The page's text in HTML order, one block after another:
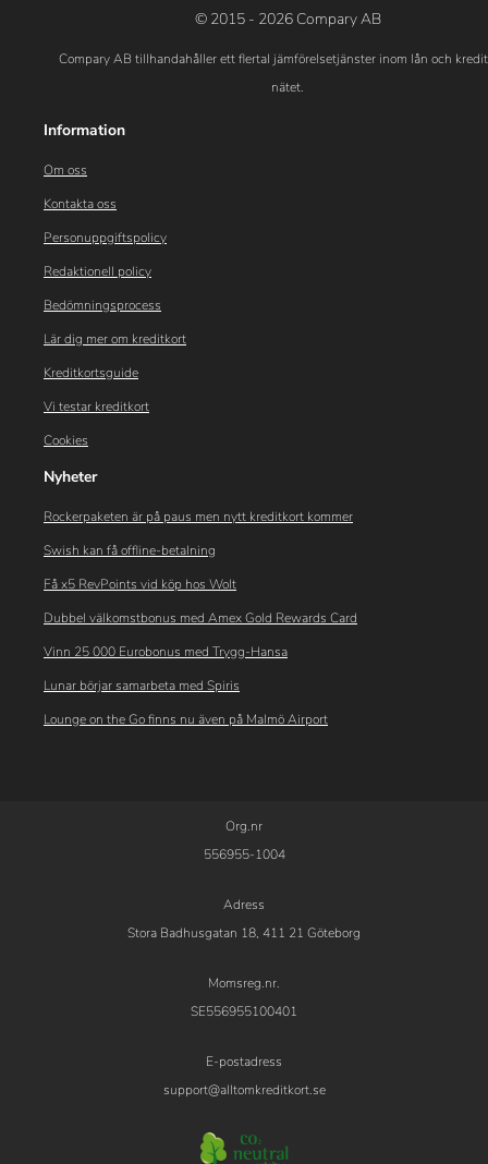
© 2015 - 2026 Compary AB
Compary AB tillhandahåller ett flertal jämförelsetjänster inom lån och
nätet.
Information
Om oss
Kontakta oss
Personuppgiftspolicy
Redaktionell policy
Bedömningsprocess
Lär dig mer om kreditkort
Kreditkortsguide
Vi testar kreditkort
Cookies
Nyheter
Rockerpaketen är på paus men nytt kreditkort kommer
Swish kan få offline-betalning
Få x5 RevPoints vid köp hos Wolt
Dubbel välkomstbonus med Amex Gold Rewards Card
Vinn 25 000 Eurobonus med Trygg-Hansa
Lunar börjar samarbeta med Spiris
Lounge on the Go finns nu även på Malmö Airport
Org.nr
556955-1004
Adress
Stora Badhusgatan 18, 411 21 Göteborg
Momsreg.nr.
SE556955100401
E-postadress
support@alltomkreditkort.se